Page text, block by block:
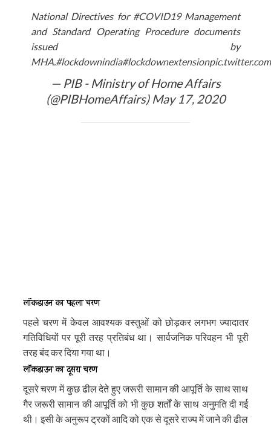
National Directives for #COVID19Management
and Standard Operating Procedure documents
issued by
MHA.#lockdownindia#lockdownextension
— PIB - Ministry of Home Affairs
(@PIBHomeAffairs) May 17, 2020
लॉकडाउन का पहला चरण
पहले चरण में केवल आवश्यक वस्तुओं को छोड़कर लगभग ज्यादातर
गतिविधियों पर पूरी तरह प्रतिबंध था। सार्वजनिक परिवहन भी पूरी
तरह बंद कर दिया गया था।
लॉकडाउन का दूसरा चरण
दूसरे चरण में कुछ ढील देते हुए जरूरी सामान की आपूर्ति के साथ साथ
गैर जरूरी सामान की आपूर्ति को भी कुछ शर्तों के साथ अनुमति दी गई
थी। इसी के अनुरूप ट्रकों आदि को एक से दूसरे राज्य में जाने की ढील